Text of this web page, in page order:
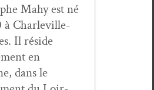
Mahy est né
à Charleville-
Il réside
en
dans le